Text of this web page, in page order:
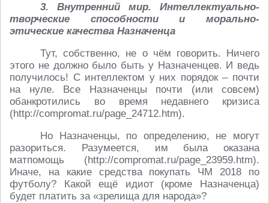
3. Внутренний мир. Интеллектуально-
творческие способности и морально-
этические качества Назначенца
Тут, собственно, не о чём говорить. Ничего
этого не должно было быть у Назначенцев. И ведь
получилось! С интеллектом у них порядок – почти
на нуле. Все Назначенцы почти (или совсем)
обанкротились во время недавнего кризиса
(http://compromat.ru/page_24712.htm).
Но Назначенцы, по определению, не могут
разориться. Разумеется, им была оказана
матпомощь (http://compromat.ru/page_23959.htm).
Иначе, на какие средства покупать ЧМ 2018 по
футболу? Какой ещё идиот (кроме Назначенца)
будет платить за «зрелища для народа»?